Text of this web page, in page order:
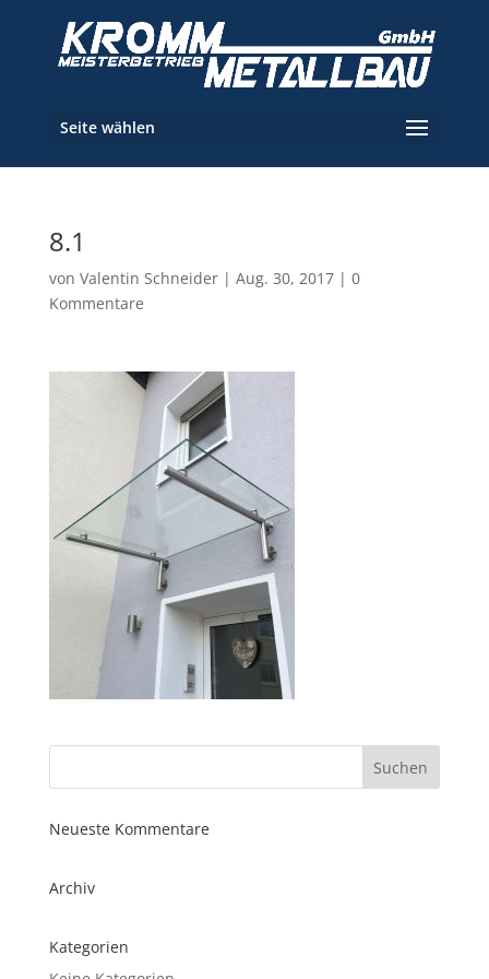
Seite wählen
8.1
von Valentin Schneider| Aug. 30, 2017| 0
Kommentare
Neueste Kommentare
Archiv
Kategorien